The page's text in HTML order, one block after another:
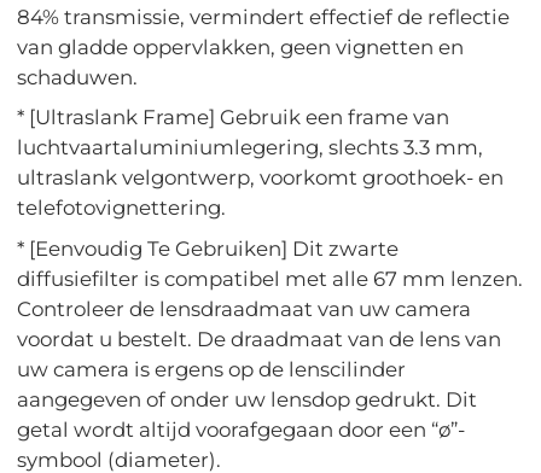
84% transmissie, vermindert effectief de reflectie
van gladde oppervlakken, geen vignetten en
schaduwen.
* [Ultraslank Frame] Gebruik een frame van
luchtvaartaluminiumlegering, slechts 3.3 mm,
ultraslank velgontwerp, voorkomt groothoek- en
telefotovignettering.
* [Eenvoudig Te Gebruiken] Dit zwarte
diffusiefilter is compatibel met alle 67 mm lenzen.
Controleer de lensdraadmaat van uw camera
voordat u bestelt. De draadmaat van de lens van
uw camera is ergens op de lenscilinder
aangegeven of onder uw lensdop gedrukt. Dit
getal wordt altijd voorafgegaan door een “ø”-
symbool (diameter).